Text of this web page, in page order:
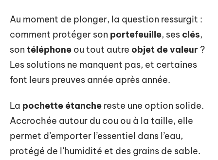
Au moment de plonger, la question ressurgit :
comment protéger son portefeuille, ses clés,
son téléphone ou tout autre objet de valeur ?
Les solutions ne manquent pas, et certaines
font leurs preuves année après année.
La pochette étanche reste une option solide.
Accrochée autour du cou ou à la taille, elle
permet d’emporter l’essentiel dans l’eau,
protégé de l’humidité et des grains de sable.